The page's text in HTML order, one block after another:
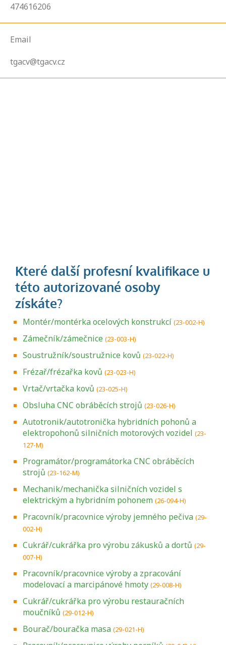
474616206
Email
tgacv@tgacv.cz
Montér/montérka ocelových konstrukcí (23-002-H)
Zámečník/zámečnice (23-003-H)
Soustružník/soustružnice kovů (23-022-H)
Frézař/frézařka kovů (23-023-H)
Vrtač/vrtačka kovů (23-025-H)
Obsluha CNC obráběcích strojů (23-026-H)
Autotronik/autotronička hybridních pohonů a
elektropohonů silničních motorových vozidel (23-
127-M)
Programátor/programátorka CNC obráběcích
strojů (23-162-M)
Mechanik/mechanička silničních vozidel s
elektrickým a hybridním pohonem (26-094-H)
Pracovník/pracovnice výroby jemného pečiva (29-
002-H)
Cukrář/cukrářka pro výrobu zákusků a dortů (29-
007-H)
Pracovník/pracovnice výroby a zpracování
modelovací a marcipánové hmoty (29-008-H)
Cukrář/cukrářka pro výrobu restauračních
moučníků (29-012-H)
Bourač/bouračka masa (29-021-H)